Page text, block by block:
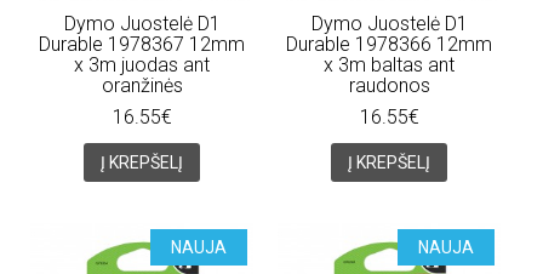
Dymo Juostelė D1
Durable 1978367 12mm
x 3m juodas ant
oranžinės
16.55€
Į KREPŠELĮ
Dymo Juostelė D1
Durable 1978366 12mm
x 3m baltas ant
raudonos
16.55€
Į KREPŠELĮ
NAUJA NAUJA